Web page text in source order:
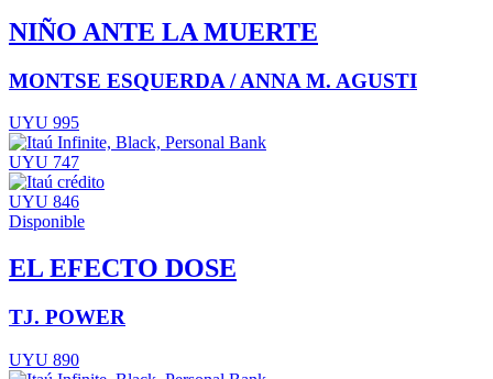
NIÑO ANTE LA MUERTE
MONTSE ESQUERDA / ANNA M. AGUSTI
UYU 995
UYU 747
UYU 846
Disponible
EL EFECTO DOSE
TJ. POWER
UYU 890